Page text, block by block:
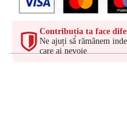
Contribuția ta face
Ne ajuți să rămânem
care ai nevoie